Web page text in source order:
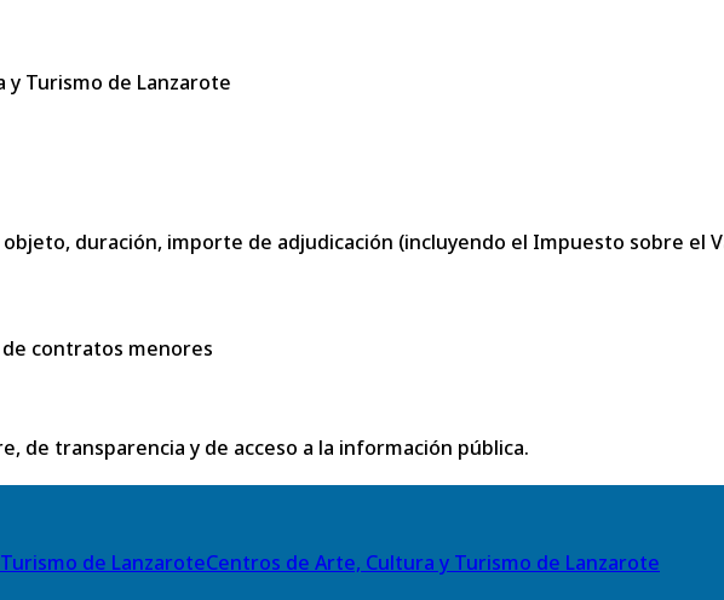
y Turismo de Lanzarote
duración, importe de adjudicación (incluyendo el Impuesto sobre el
contratos menores
de transparencia y de acceso a la información pública.
Centros de Arte, Cultura y Turismo de Lanzarote